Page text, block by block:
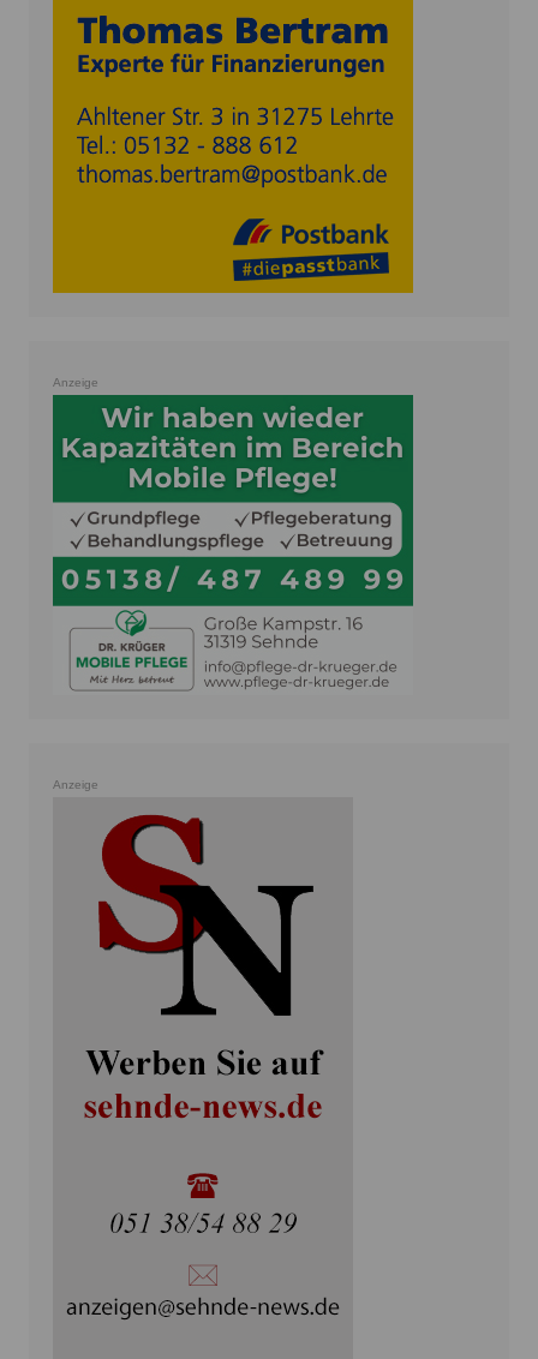
Anzeige
Anzeige